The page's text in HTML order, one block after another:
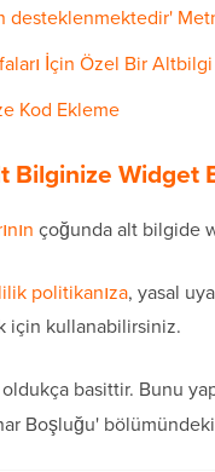
desteklenmektedir'
İçin Özel Bir
Kod Ekleme
Bilginize Widget
çoğunda alt bilgide
politikanıza, yasal
için kullanabilirsiniz.
basittir. Bunu
Boşluğu'